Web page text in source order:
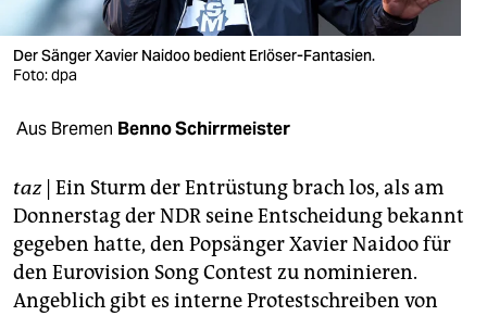
verlag
verlag
veranstaltungen
fragen & hilfe
unterstützen
abo
Der Sänger Xavier Naidoo bedient Erlöser-Fantasien.
Foto: dpa
Aus Bremen Benno Schirrmeister
taz| Ein Sturm der Entrüstung brach los, als am
Donnerstag der NDR seine Entscheidung bekannt
gegeben hatte, den Popsänger Xavier Naidoo für
den Eurovision Song Contest zu nominieren.
Angeblich gibt es interne Protestschreiben von